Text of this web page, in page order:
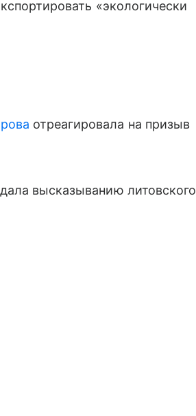
«экологически
отреагировала на призыв
высказыванию литовского